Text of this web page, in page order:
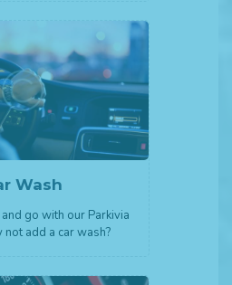
Wash
go with our Parkivia
not add a car wash?